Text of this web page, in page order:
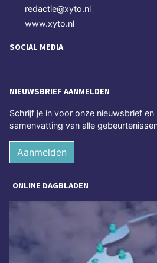
redactie@xyto.nl
www.xyto.nl
SOCIAL MEDIA
NIEUWSBRIEF AANMELDEN
Schrijf je in voor onze nieuwsbrief
samenvatting van alle
Aanmelden
ONLINE DAGBLADEN